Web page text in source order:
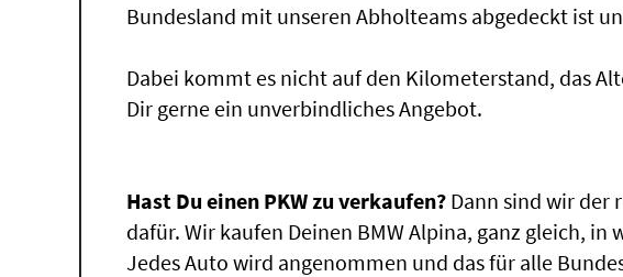
Bundesland mit unseren Abholteams abgedeckt ist
Dabei kommt es nicht auf den Kilometerstand, das
Dir gerne ein unverbindliches Angebot.
Hast Du einen PKW zu verkaufen? Dann sind wir der
dafür. Wir kaufen Deinen BMW Alpina, ganz gleich, in
Jedes Auto wird angenommen und das für alle